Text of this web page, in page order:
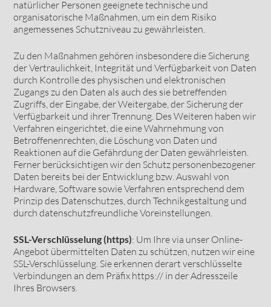
natürlicher Personen geeignete technische und
organisatorische Maßnahmen, um ein dem Risiko
angemessenes Schutzniveau zu gewährleisten.
Zu den Maßnahmen gehören insbesondere die Sicherung
der Vertraulichkeit, Integrität und Verfügbarkeit von Daten
durch Kontrolle des physischen und elektronischen
Zugangs zu den Daten als auch des sie betreffenden
Zugriffs, der Eingabe, der Weitergabe, der Sicherung der
Verfügbarkeit und ihrer Trennung. Des Weiteren haben wir
Verfahren eingerichtet, die eine Wahrnehmung von
Betroffenenrechten, die Löschung von Daten und
Reaktionen auf die Gefährdung der Daten gewährleisten.
Ferner berücksichtigen wir den Schutz personenbezogener
Daten bereits bei der Entwicklung bzw. Auswahl von
Hardware, Software sowie Verfahren entsprechend dem
Prinzip des Datenschutzes, durch Technikgestaltung und
durch datenschutzfreundliche Voreinstellungen.
SSL-Verschlüsselung (https): Um Ihre via unser Online-
Angebot übermittelten Daten zu schützen, nutzen wir eine
SSL-Verschlüsselung. Sie erkennen derart verschlüsselte
Verbindungen an dem Präfix https:// in der Adresszeile
Ihres Browsers.